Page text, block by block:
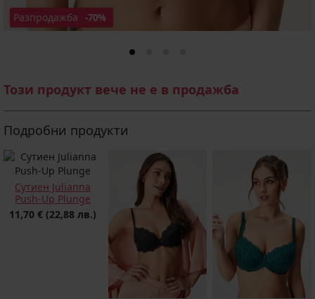
Разпродажба -70%
Този продукт вече не е в продажба
Подробни продукти
Сутиен Julianna
Push-Up Plunge
11,70 € (22,88 лв.)